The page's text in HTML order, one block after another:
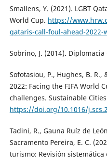
Smallens, Y. (2021). LGBT
World Cup. https://
qataris-call-foul-ahead-2022-
Sobrino, J. (2014).
Sofotasiou, P., Hughes, B. R.,
2022: Facing the FIFA World
challenges. Sustainable
https://doi.org/10.1016/
Tadini, R., Gauna Ruíz de
Sacramento Pereira, E. C.
turismo: Revisión